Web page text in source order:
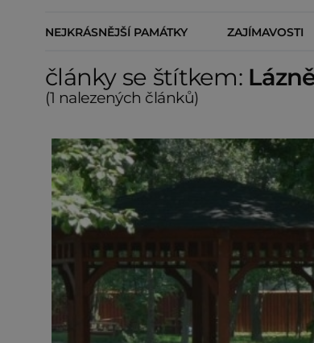
NEJKRÁSNĚJŠÍ PAMÁTKY ZAJÍMAVOSTI
články se štítkem:
(1 nalezených článků)